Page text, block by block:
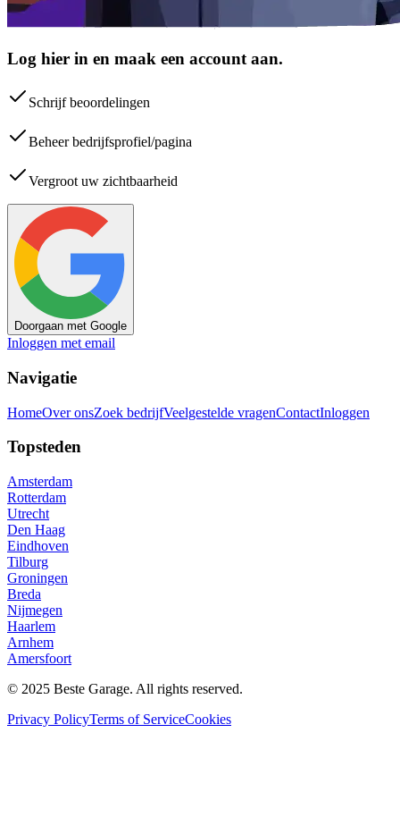
Log hier in en maak een account aan.
Schrijf beoordelingen
Beheer bedrijfsprofiel/pagina
Vergroot uw zichtbaarheid
Doorgaan met Google
Inloggen met email
Navigatie
HomeOver onsZoek bedrijfVeelgestelde vragenContactInloggen
Topsteden
Amsterdam
Rotterdam
Utrecht
Den Haag
Eindhoven
Tilburg
Groningen
Breda
Nijmegen
Haarlem
Arnhem
Amersfoort
© 2025 Beste Garage. All rights reserved.
Privacy PolicyTerms of ServiceCookies